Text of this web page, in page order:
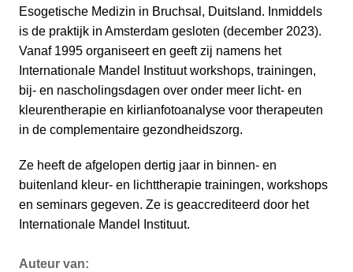
Esogetische Medizin in Bruchsal, Duitsland. Inmiddels
is de praktijk in Amsterdam gesloten (december 2023).
Vanaf 1995 organiseert en geeft zij namens het
Internationale Mandel Instituut workshops, trainingen,
bij- en nascholingsdagen over onder meer licht- en
kleurentherapie en kirlianfotoanalyse voor therapeuten
in de complementaire gezondheidszorg.
Ze heeft de afgelopen dertig jaar in binnen- en
buitenland kleur- en lichttherapie trainingen, workshops
en seminars gegeven. Ze is geaccrediteerd door het
Internationale Mandel Instituut.
Auteur van: